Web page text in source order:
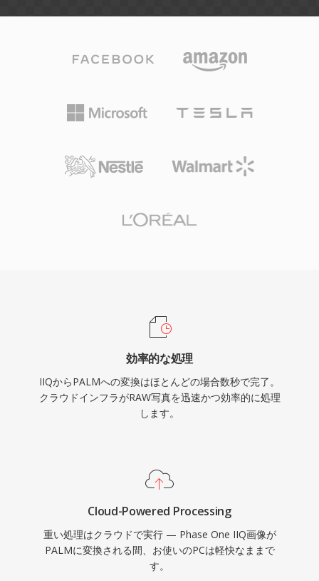
効率的な処理
IIQからPALMへの変換はほとんどの場合数秒で完了。
クラウドインフラがRAW写真を迅速かつ効率的に処理
します。
Cloud-Powered Processing
重い処理はクラウドで実行 — Phase One IIQ画像が
PALMに変換される間、お使いのPCは軽快なままで
す。